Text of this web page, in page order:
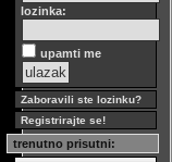
lozinka:
upamti me
Zaboravili ste lozinku?
Registrirajte se!
trenutno prisutni: